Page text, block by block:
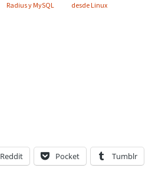
Radius y MySQL
desde Linux
Reddit Pocket Tumblr